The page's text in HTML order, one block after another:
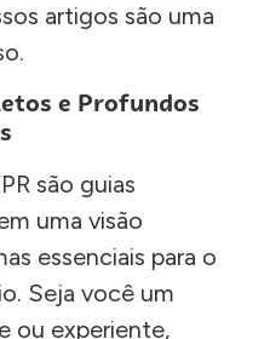
artigos são uma
e Profundos
são guias
uma visão
essenciais para o
Seja você um
ou experiente,